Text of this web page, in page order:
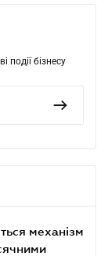
бізнесу
механізм